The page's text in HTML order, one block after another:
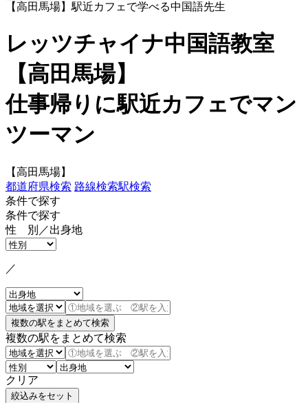
【高田馬場】駅近カフェで学べる中国語先生
レッツチャイナ中国語教室
【高田馬場】
仕事帰りに駅近カフェでマン
ツーマン
【高田馬場】
都道府県検索 路線検索駅検索
条件で探す
条件で探す
性 別／出身地
／
複数の駅をまとめて検索
クリア